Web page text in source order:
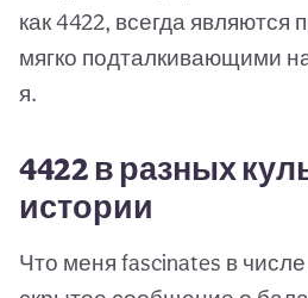
как 4422, всегда являются
мягко подталкивающими
я.
4422 в разных
истории
Что меня fascinates в числе